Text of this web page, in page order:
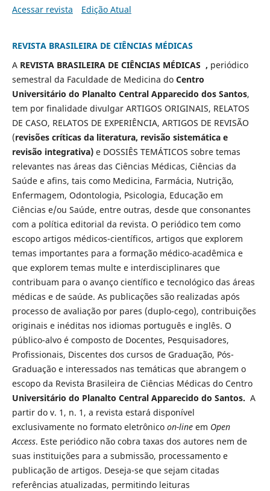
Acessar revista
Edição Atual
REVISTA BRASILEIRA DE CIÊNCIAS MÉDICAS
A REVISTA BRASILEIRA DE CIÊNCIAS MÉDICAS , periódico
semestral da Faculdade de Medicina do Centro
Universitário do Planalto Central Apparecido dos Santos,
tem por finalidade divulgar ARTIGOS ORIGINAIS, RELATOS
DE CASO, RELATOS DE EXPERIÊNCIA, ARTIGOS DE REVISÃO
(revisões críticas da literatura, revisão sistemática e
revisão integrativa)e DOSSIÊS TEMÁTICOS sobre temas
relevantes nas áreas das Ciências Médicas, Ciências da
Saúde e afins, tais como Medicina, Farmácia, Nutrição,
Enfermagem, Odontologia, Psicologia, Educação em
Ciências e/ou Saúde, entre outras, desde que consonantes
com a política editorial da revista. O periódico tem como
escopo artigos médicos-científicos, artigos que explorem
temas importantes para a formação médico-acadêmica e
que explorem temas multe e interdisciplinares que
contribuam para o avanço científico e tecnológico das áreas
médicas e de saúde. As publicações são realizadas após
processo de avaliação por pares (duplo-cego), contribuições
originais e inéditas nos idiomas português e inglês. O
público-alvo é composto de Docentes, Pesquisadores,
Profissionais, Discentes dos cursos de Graduação, Pós-
Graduação e interessados nas temáticas que abrangem o
escopo da Revista Brasileira de Ciências Médicas do Centro
Universitário do Planalto Central Apparecido do Santos. A
partir do v. 1, n. 1, a revista estará disponível
exclusivamente no formato eletrônico on-lineem Open
Access. Este periódico não cobra taxas dos autores nem de
suas instituições para a submissão, processamento e
publicação de artigos. Deseja-se que sejam citadas
referências atualizadas, permitindo leituras